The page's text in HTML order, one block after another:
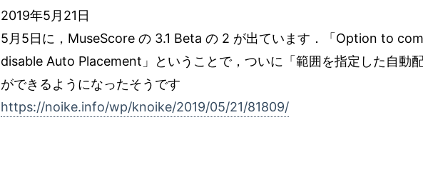
2019年5月21日
5月5日に，MuseScore の 3.1 Beta の 2 が出ています．「Option to
disable Auto Placement」ということで，ついに「範囲を指定した自動配
ができるようになったそうです
https://noike.info/wp/knoike/2019/05/21/81809/